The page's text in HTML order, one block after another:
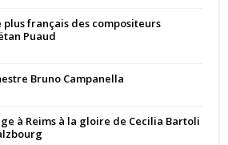
plus français des compositeurs
Puaud
Bruno Campanella
à Reims à la gloire de Cecilia Bartoli